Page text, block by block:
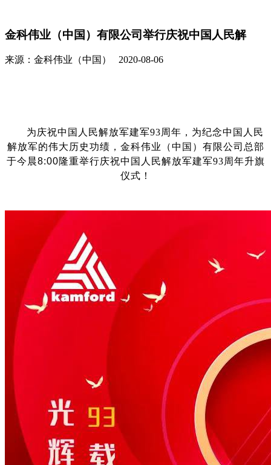
金科伟业（中国）有限公司举行庆祝中国人民解
来源：金科伟业（中国） 2020-08-06
为庆祝中国人民解放军建军93周年，为纪念中国人民
解放军的伟大历史功绩， 金科伟业（中国）有限公司总部
于今晨8:00隆重举行庆祝中国人民解放军建军93周年升旗
仪式！